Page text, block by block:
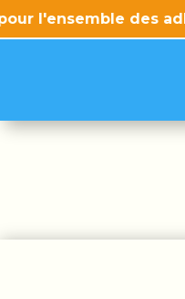
adhérents de